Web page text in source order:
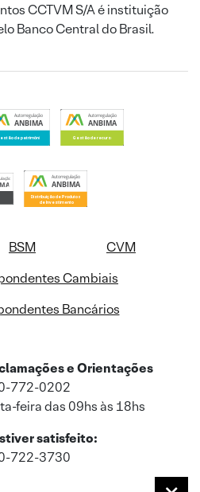
CCTVM S/A é instituição
Banco Central do Brasil.
BSM
CVM
Cambiais
Bancários
e Orientações
772-0202
feira das 09hs às 18hs
satisfeito:
722-3730